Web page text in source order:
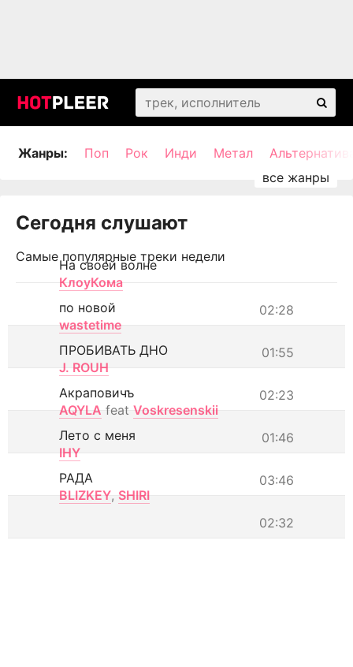
Жанры: Поп Рок Инди Метал
Сегодня слушают
Самые популярные треки недели
На своей волне
КлоуКома
02:28
по новой
wastetime
01:55
ПРОБИВАТЬ ДНО
J. ROUH
02:23
Акраповичъ
AQYLA feat Voskresenskii
01:46
Лето с меня
IHY
03:46
РАДА
BLIZKEY, SHIRI
02:32